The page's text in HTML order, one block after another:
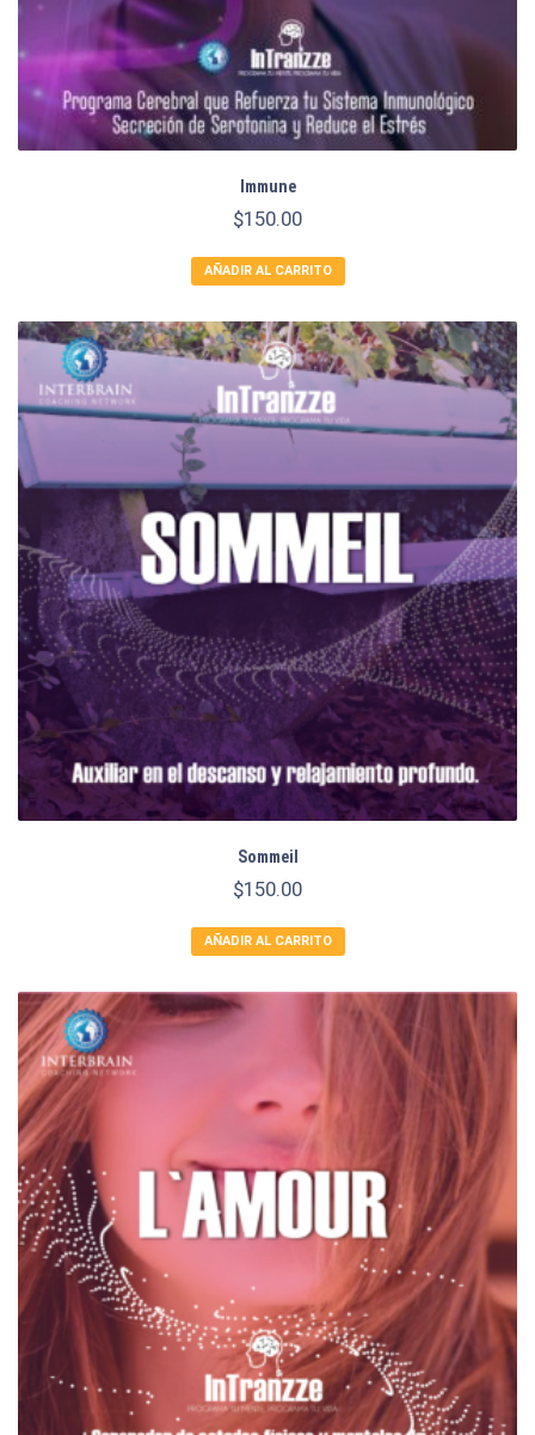
Immune
$150.00
AÑADIR AL CARRITO
Sommeil
$150.00
AÑADIR AL CARRITO